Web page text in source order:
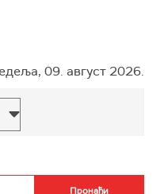
09. август 2026.